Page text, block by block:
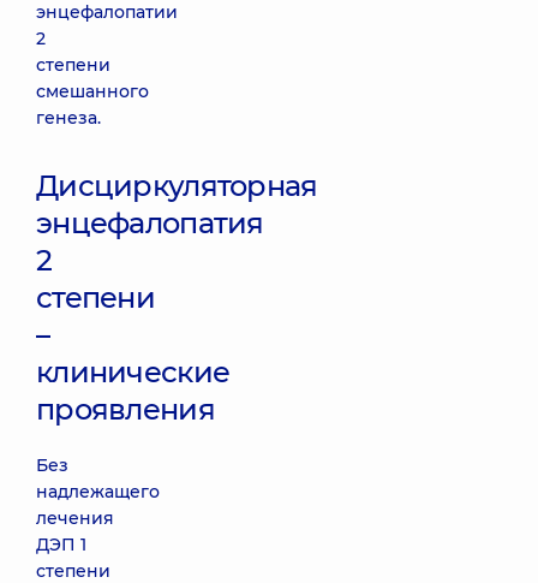
энцефалопатии
2
степени
смешанного
генеза.
Дисциркуляторная
энцефалопатия
2
степени
–
клинические
проявления
Без
надлежащего
лечения
ДЭП 1
степени